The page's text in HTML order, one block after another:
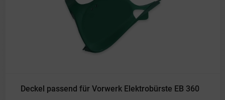
Deckel passend für Vorwerk Elektrobürste EB 360